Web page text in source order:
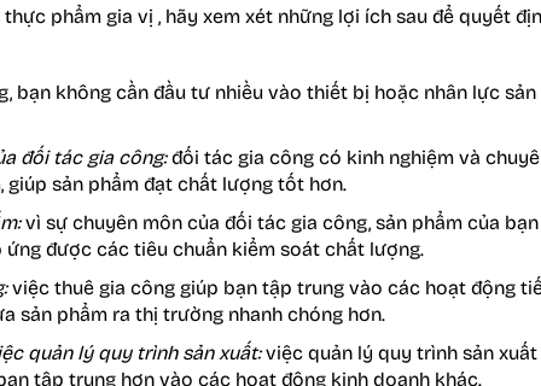
thực phẩm gia vị , hãy xem xét những lợi ích sau để quyết
bạn không cần đầu tư nhiều vào thiết bị hoặc nhân lực sản
đối tác gia công:đối tác gia công có kinh nghiệm và
sản phẩm đạt chất lượng tốt hơn.
vì sự chuyên môn của đối tác gia công, sản phẩm của
được các tiêu chuẩn kiểm soát chất lượng.
việc thuê gia công giúp bạn tập trung vào các hoạt động
sản phẩm ra thị trường nhanh chóng hơn.
quản lý quy trình sản xuất:việc quản lý quy trình sản xuất
tập trung hơn vào các hoạt động kinh doanh khác.